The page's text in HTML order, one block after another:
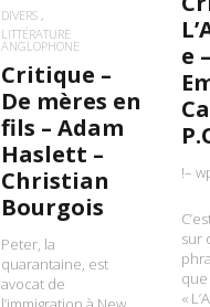
e –
!–
sur
que
«
DIVERS
LITTÉRATURE
ANGLOPHONE
Critique –
De mères en
fils – Adam
Haslett –
Christian
Bourgois
Peter, la
quarantaine, est
avocat de